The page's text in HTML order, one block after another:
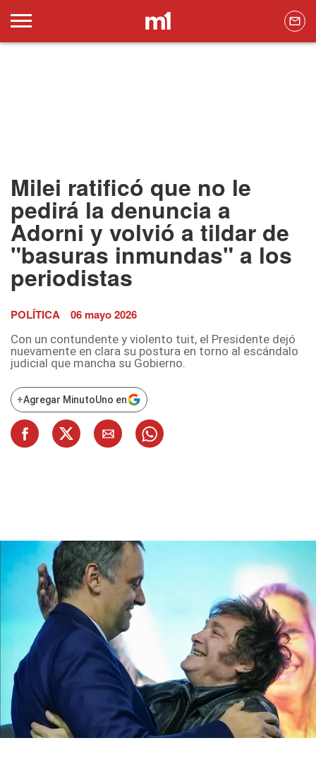
Milei ratificó que no le
pedirá la denuncia a
Adorni y volvió a tildar de
"basuras inmundas" a los
periodistas
POLÍTICA 06 mayo 2026
Con un contundente y violento tuit, el Presidente dejó
nuevamente en clara su postura en torno al escándalo
judicial que mancha su Gobierno.
+Agregar MinutoUno en